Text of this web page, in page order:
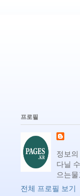
프로필
정보
다닐
으는물
전체 프로필 보기